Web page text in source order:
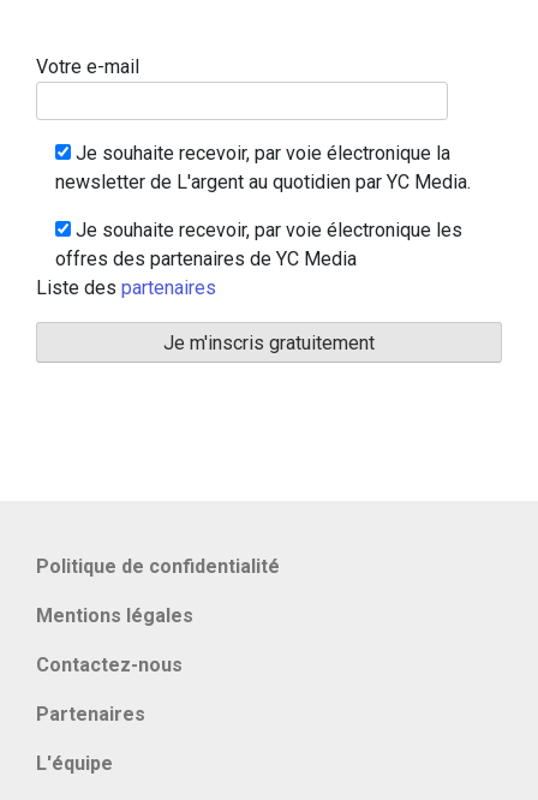
Votre e-mail
Je souhaite recevoir, par voie électronique la
newsletter de L'argent au quotidien par YC Media.
Je souhaite recevoir, par voie électronique les
offres des partenaires de YC Media
Liste des partenaires
Politique de confidentialité
Mentions légales
Contactez-nous
Partenaires
L'équipe